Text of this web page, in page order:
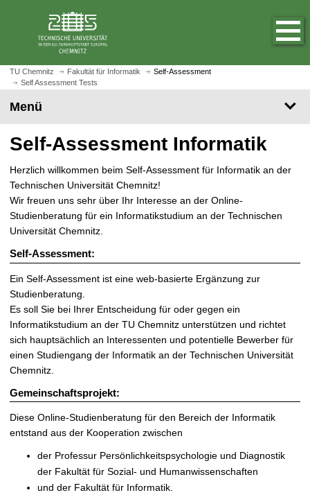
m
t
s
i
e
u
f
r
u
f
e
n
TU Chemnitz Fakultät für Informatik
Self-Assessment
Self Assessment Tests
Menü
Self-Assessment Informatik
Herzlich willkommen beim Self-Assessment für Informatik an der
Technischen Universität Chemnitz!
Wir freuen uns sehr über Ihr Interesse an der Online-
Studienberatung für ein Informatikstudium an der Technischen
Universität Chemnitz.
Self-Assessment:
Ein Self-Assessment ist eine web-basierte Ergänzung zur
Studienberatung.
Es soll Sie bei Ihrer Entscheidung für oder gegen ein
Informatikstudium an der TU Chemnitz unterstützen und richtet
sich hauptsächlich an Interessenten und potentielle Bewerber für
einen Studiengang der Informatik an der Technischen Universität
Chemnitz.
Gemeinschaftsprojekt:
Diese Online-Studienberatung für den Bereich der Informatik
entstand aus der Kooperation zwischen
der Professur Persönlichkeitspsychologie und Diagnostik
der Fakultät für Sozial- und Humanwissenschaften
und der Fakultät für Informatik.